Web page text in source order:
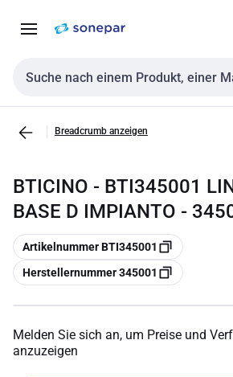
NavigationInhalt
Sucheingabe
Breadcrumb anzeigen
BTICINO - BTI345001
BASE D IMPIANTO -
Kopieren
Artikelnummer BTI345001
Kopieren
Herstellernummer 345001
Melden Sie sich an, um Preise und
anzuzeigen